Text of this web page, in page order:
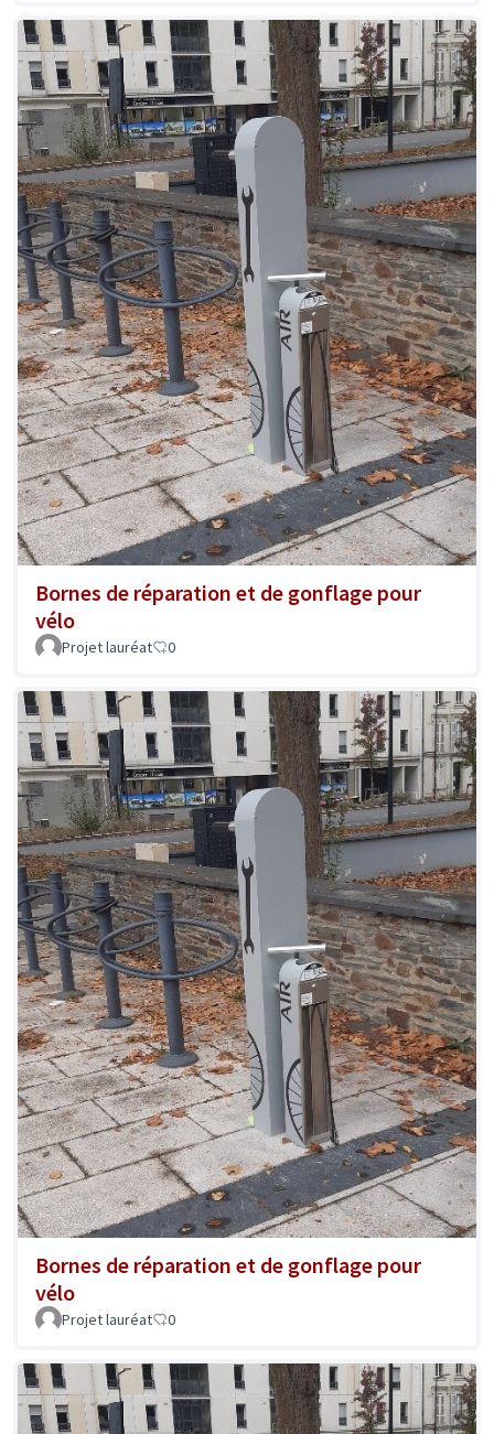
Bornes de réparation et de gonflage pour
vélo
Projet lauréat 0
Bornes de réparation et de gonflage pour
vélo
Projet lauréat 0